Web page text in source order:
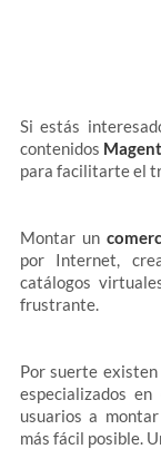
Si estás
contenidos
para facilitarte el
Montar un
por Internet,
catálogos
frustrante.
Por suerte
especializados
usuarios a
más fácil posible.